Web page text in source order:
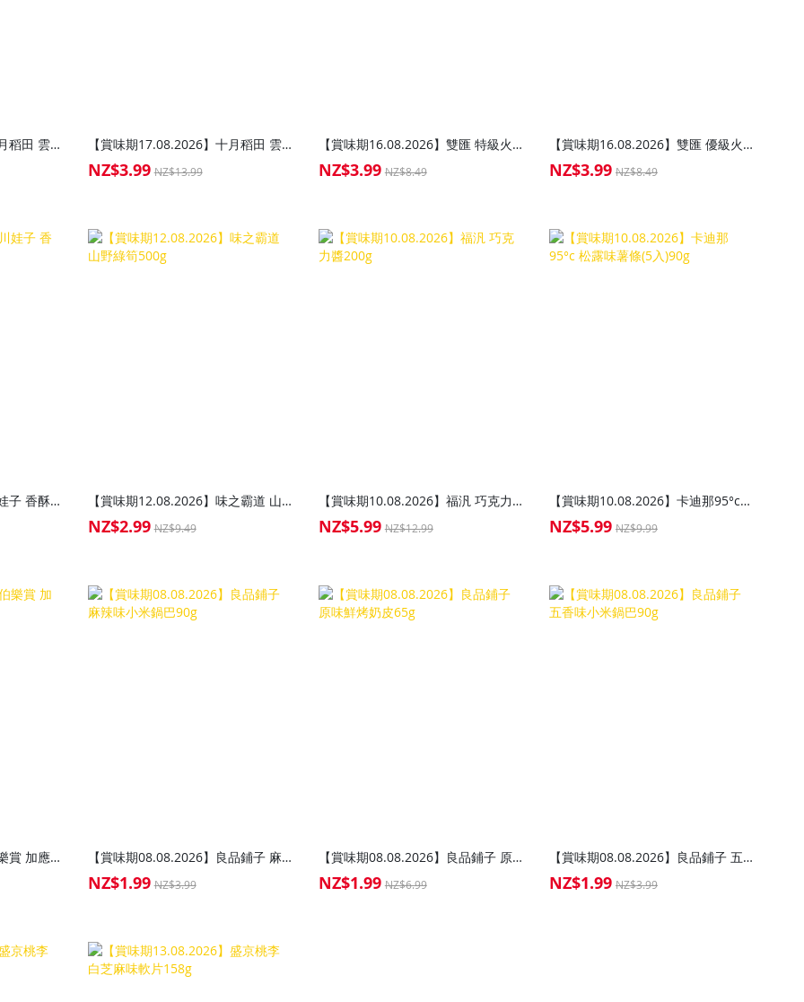
【賞味期17.08.2026】十月稻田 雲南紫糯拇指玉米500g 【賞味期17.08.2026】十月稻田 雲南拇指玉米500g
Special
NZ$3.99 NZ$13.99
【賞味期16.08.2026】雙匯 特級火腿腸(9入)-外銷版270g
Special
NZ$3.99 NZ$8.49
【賞味期16.08.2026】雙匯 優級火腿腸(9入)-外銷版270g
Special
NZ$3.99 NZ$8.49
【賞味期14.08.2026】川娃子 香酥油辣子200g 【賞味期12.08.2026】味之霸道 山野綠筍500g
Special
NZ$2.99 NZ$9.49
【賞味期10.08.2026】福汎 巧克力醬200g
Special
NZ$5.99 NZ$12.99
【賞味期10.08.2026】卡迪那95°c 松露味薯條(5入)90g
Special
NZ$5.99 NZ$9.99
【賞味期10.08.2026】伯樂賞 加應子105g 【賞味期08.08.2026】良品鋪子 麻辣味小米鍋巴90g
Special
NZ$1.99 NZ$3.99
【賞味期08.08.2026】良品鋪子 原味鮮烤奶皮65g
Special
NZ$1.99 NZ$6.99
【賞味期08.08.2026】良品鋪子 五香味小米鍋巴90g
Special
NZ$1.99 NZ$3.99